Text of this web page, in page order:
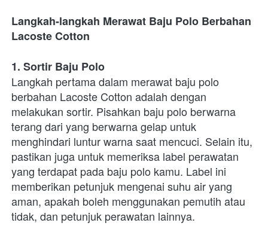
Langkah-langkah Merawat Baju Polo Berbahan
Lacoste Cotton
1. Sortir Baju Polo
Langkah pertama dalam merawat baju polo
berbahan Lacoste Cotton adalah dengan
melakukan sortir. Pisahkan baju polo berwarna
terang dari yang berwarna gelap untuk
menghindari luntur warna saat mencuci. Selain itu,
pastikan juga untuk memeriksa label perawatan
yang terdapat pada baju polo kamu. Label ini
memberikan petunjuk mengenai suhu air yang
aman, apakah boleh menggunakan pemutih atau
tidak, dan petunjuk perawatan lainnya.